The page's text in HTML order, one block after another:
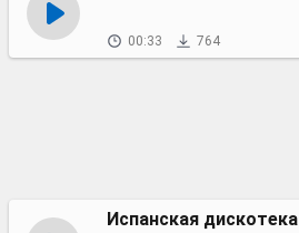
00:33 764
Испанская дискотека